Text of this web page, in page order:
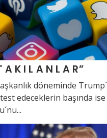
Ğ A T A K I L A N L A R”
döneminde
test edeceklerin başında